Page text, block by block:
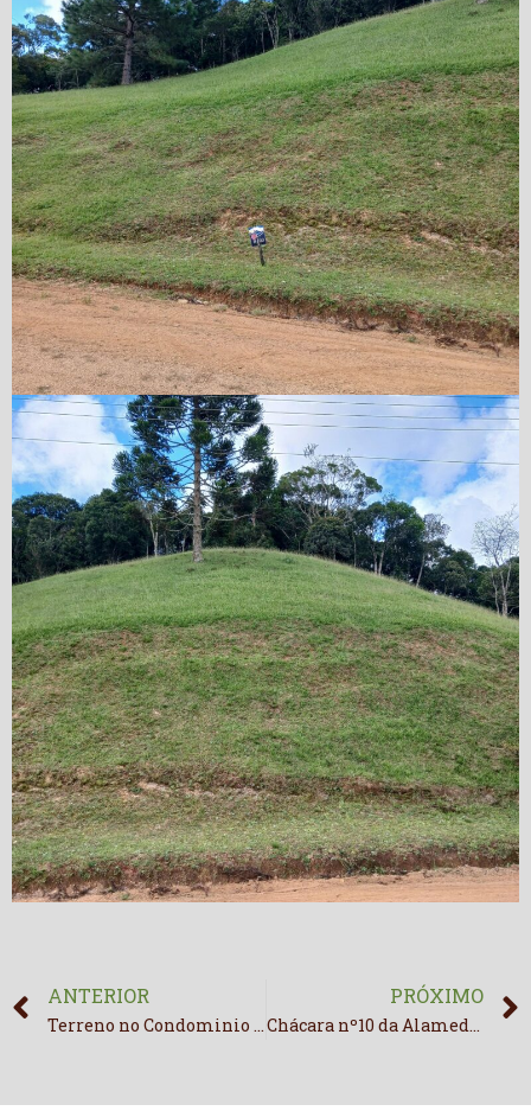
ANTERIOR
Terreno no Condominio Costa da Serra com boa vista.
PRÓXIMO
Chácara nº10 da Alameda das Palmeiras com lindo nascer do sol no Condomínio Rural Lago Negro.